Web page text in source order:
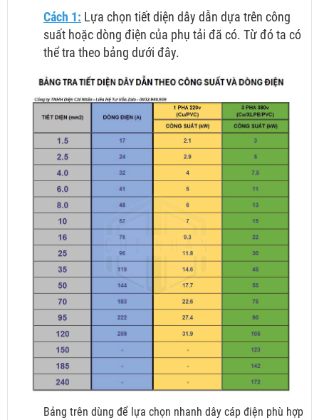
Cách 1: Lựa chọn tiết diện dây dẫn dựa trên công
suất hoặc dòng điện của phụ tải đã có. Từ đó ta có
thể tra theo bảng dưới đây.
Bảng trên dùng để lựa chọn nhanh dây cáp điện phù hợp